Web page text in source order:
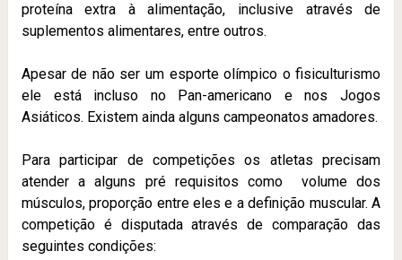
proteína extra à alimentação, inclusive através de
suplementos alimentares, entre outros.
Apesar de não ser um esporte olímpico o fisiculturismo
ele está incluso no Pan-americano e nos Jogos
Asiáticos. Existem ainda alguns campeonatos amadores.
Para participar de competições os atletas precisam
atender a alguns pré requisitos como volume dos
músculos, proporção entre eles e a definição muscular. A
competição é disputada através de comparação das
seguintes condições: